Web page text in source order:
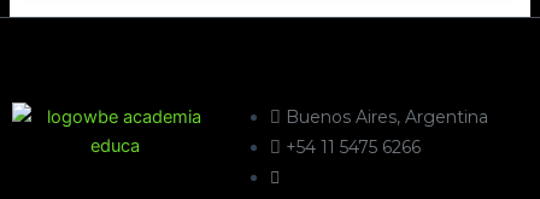
Buenos Aires, Argentina
+54 11 5475 6266